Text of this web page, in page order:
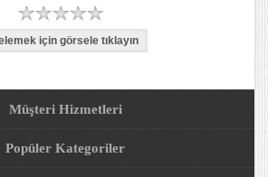
Müşteri Hizmetleri
Popüler Kategoriler